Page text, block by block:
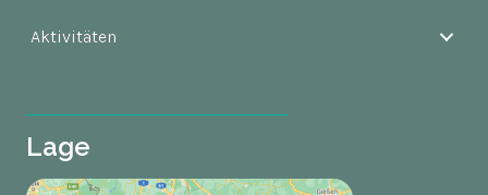
Aktivitäten
Lage